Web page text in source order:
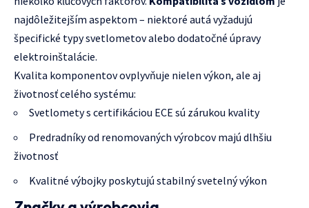
najdôležitejším aspektom – niektoré autá vyžadujú
špecifické typy svetlometov alebo dodatočné úpravy
elektroinštalácie.
Kvalita komponentov ovplyvňuje nielen výkon, ale aj
životnosť celého systému:
Svetlomety s certifikáciou ECE sú zárukou kvality
Predradníky od renomovaných výrobcov majú dlhšiu
životnosť
Kvalitné výbojky poskytujú stabilný svetelný výkon